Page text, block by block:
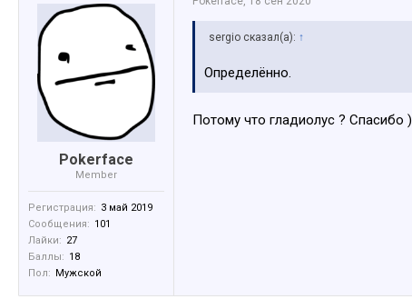
Pokerface
Member
Регистрация: 3 май 2019
Сообщения: 101
Лайки: 27
Баллы: 18
Пол: Мужской
sergio сказал(а): ↑
Определённо.
Потому что гладиолус ? Спасибо )